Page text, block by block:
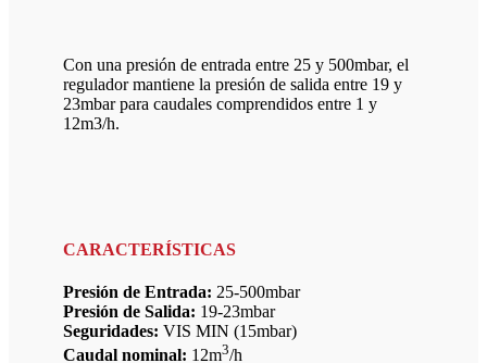
Con una presión de entrada entre 25 y 500mbar, el
regulador mantiene la presión de salida entre 19 y
23mbar para caudales comprendidos entre 1 y
12m3/h.
CARACTERÍSTICAS
Presión de Entrada: 25-500mbar
Presión de Salida: 19-23mbar
Seguridades: VIS MIN (15mbar)
Caudal nominal: 12m3/h